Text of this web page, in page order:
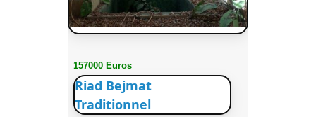
157000 Euros
Riad Bejmat
Traditionnel